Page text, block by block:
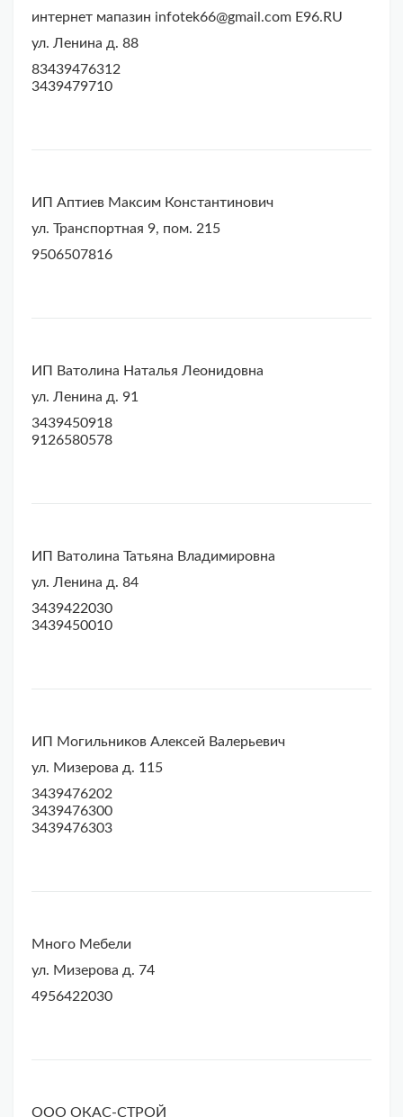
интернет мапазин infotek66@gmail.com Е96.RU
ул. Ленина д. 88
83439476312
3439479710
ИП Аптиев Максим Константинович
ул. Транспортная 9, пом. 215
9506507816
ИП Ватолина Наталья Леонидовна
ул. Ленина д. 91
3439450918
9126580578
ИП Ватолина Татьяна Владимировна
ул. Ленина д. 84
3439422030
3439450010
ИП Могильников Алексей Валерьевич
ул. Мизерова д. 115
3439476202
3439476300
3439476303
Много Мебели
ул. Мизерова д. 74
4956422030
ООО ОКАС-СТРОЙ